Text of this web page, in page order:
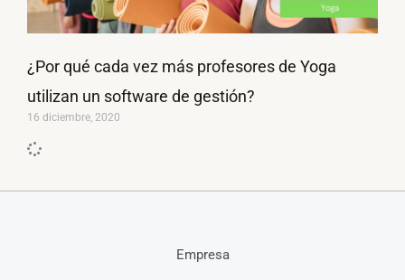
¿Por qué cada vez más profesores de Yoga
utilizan un software de gestión?
16 diciembre, 2020
Empresa